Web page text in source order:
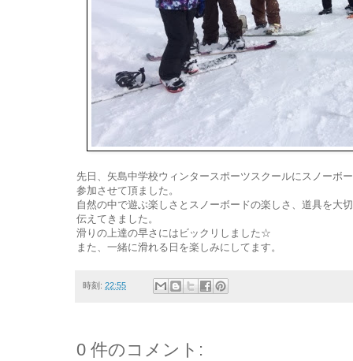
先日、矢島中学校ウィンタースポーツスクールにスノーボ
参加させて頂ました。
自然の中で遊ぶ楽しさとスノーボードの楽しさ、道具を大
伝えてきました。
滑りの上達の早さにはビックリしました☆
また、一緒に滑れる日を楽しみにしてます。
時刻: 22:55
0 件のコメント: